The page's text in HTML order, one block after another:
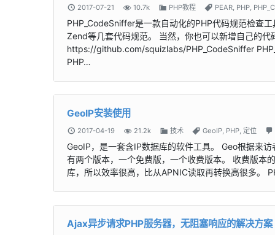
2017-07-21 10.7k PHP教程 PEAR, PHP,
PHP_CodeSniffer是一款自动化的PHP代码规范检查
Zend等几套代码规范。 当然，你也可以新增自己的
https://github.com/squizlabs/PHP_CodeSniffer
PHP…
GeoIP安装使用
2017-04-19 21.2k 技术 GeoIP PHP 定位
GeoIP，是一套含IP数据库的软件工具。 Geo根据来
有两个版本，一个免费版，一个收费版本。 收费版本
库，所以效率很高，比从APNIC读取再转换高很多。
Ajax异步请求PHP服务器，无阻塞响应的解决方案